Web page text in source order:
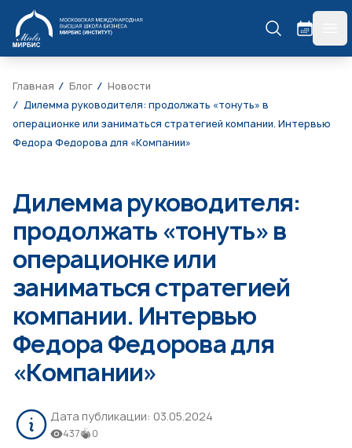
МИРБИС
Главная Блог
Новости
Дилемма руководителя: продолжать «тонуть» в
операционке или заниматься стратегией компании. Интервью
Федора Федорова для «Компании»
Дилемма руководителя:
продолжать «тонуть» в
операционке или
заниматься стратегией
компании. Интервью
Федора Федорова для
«Компании»
Дата публикации: 03.05.2024
437 0